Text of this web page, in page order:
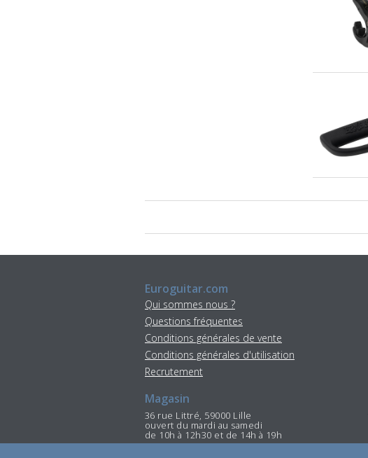
Euroguitar.com
Qui sommes nous ?
Questions fréquentes
Conditions générales de vente
Conditions générales d'utilisation
Recrutement
Magasin
36 rue Littré, 59000 Lille
ouvert du mardi au samedi
de 10h à 12h30 et de 14h à 19h